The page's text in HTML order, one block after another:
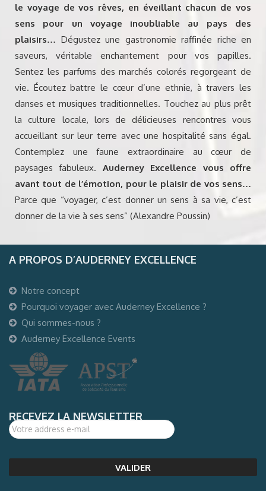
le voyage de vos rêves, en éveillant chacun de vos
sens pour un voyage inoubliable au pays des
plaisirs… Dégustez une gastronomie raffinée riche en
saveurs, véritable enchantement pour vos papilles.
Sentez les parfums des marchés colorés regorgeant de
vie. Écoutez battre le cœur d’une ethnie, à travers les
danses et musiques traditionnelles. Touchez au plus prêt
la culture locale, lors de délicieuses rencontres vous
accueillant sur leur terre avec une hospitalité sans égal.
Contemplez une faune extraordinaire au cœur de
paysages fabuleux. Auderney Excellence vous offre
avant tout de l’émotion, pour le plaisir de vos sens…
Parce que “voyager, c’est donner un sens à sa vie, c’est
donner de la vie à ses sens” (Alexandre Poussin)
A PROPOS D’AUDERNEY EXCELLENCE
Notre concept
Pourquoi voyager avec Auderney Excellence ?
Qui sommes-nous ?
Auderney Excellence Events
RECEVEZ LA NEWSLETTER